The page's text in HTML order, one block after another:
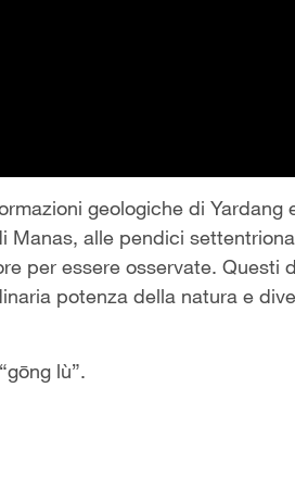
geologiche di
Manas, alle pendici
per essere osservate. Questi
potenza della natura e
“gōng lù‌”.